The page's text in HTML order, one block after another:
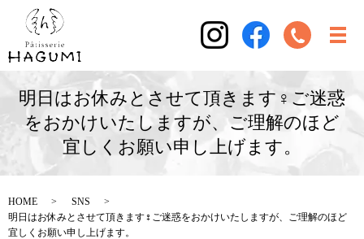
明日はお休みとさせて頂きます‍♀️ご迷惑
をおかけいたしますが、ご理解のほど
宜しくお願い申し上げます。
HOME
SNS
明日はお休みとさせて頂きます‍♀️ご迷惑をおかけいたしますが、ご理解のほど
宜しくお願い申し上げます。